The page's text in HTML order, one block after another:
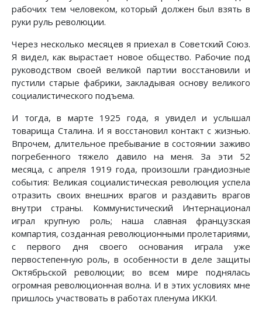
рабочих тем человеком, который должен был взять в
руки руль революции.
Через несколько месяцев я приехал в Советский Союз.
Я видел, как вырастает новое общество. Рабочие под
руководством своей великой партии восстановили и
пустили старые фабрики, закладывая основу великого
социалистического подъема.
И тогда, в марте 1925 года, я увидел и услышал
товарища Сталина. И я восстановил контакт с жизнью.
Впрочем, длительное пребывание в состоянии заживо
погребенного тяжело давило на меня. За эти 52
месяца, с апреля 1919 года, произошли грандиозные
события: Великая социалистическая революция успела
отразить своих внешних врагов и раздавить врагов
внутри страны. Коммунистический Интернационал
играл крупную роль; наша славная французская
компартия, созданная революционными пролетариями,
с первого дня своего основания играла уже
первостепенную роль, в особенности в деле защиты
Октябрьской революции; во всем мире поднялась
огромная революционная волна. И в этих условиях мне
пришлось участвовать в работах пленума ИККИ.